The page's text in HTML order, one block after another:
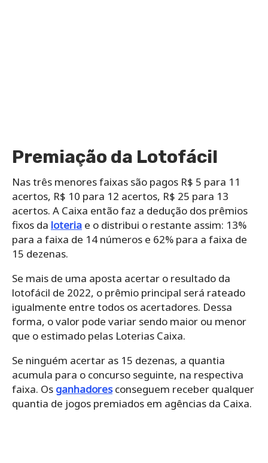
Premiação da Lotofácil
Nas três menores faixas são pagos R$ 5 para 11
acertos, R$ 10 para 12 acertos, R$ 25 para 13
acertos. A Caixa então faz a dedução dos prêmios
fixos da loteria e o distribui o restante assim: 13%
para a faixa de 14 números e 62% para a faixa de
15 dezenas.
Se mais de uma aposta acertar o resultado da
lotofácil de 2022, o prêmio principal será rateado
igualmente entre todos os acertadores. Dessa
forma, o valor pode variar sendo maior ou menor
que o estimado pelas Loterias Caixa.
Se ninguém acertar as 15 dezenas, a quantia
acumula para o concurso seguinte, na respectiva
faixa. Os ganhadoresconseguem receber qualquer
quantia de jogos premiados em agências da Caixa.